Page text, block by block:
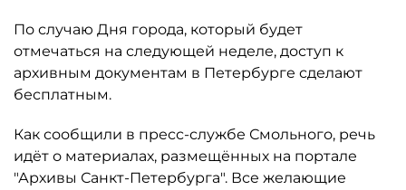
По случаю Дня города, который будет
отмечаться на следующей неделе, доступ к
архивным документам в Петербурге сделают
бесплатным.
Как сообщили в пресс-службе Смольного, речь
идёт о материалах, размещённых на портале
"Архивы Санкт-Петербурга". Все желающие